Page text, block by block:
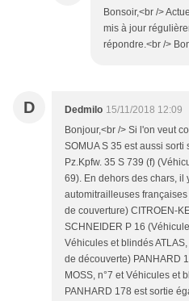
Bonsoir,<br />
mis à jour
répondre.<br />
D Dedmilo 15/11/2018 12:09
Bonjour,<br /> Si l'on veut
SOMUA S 35 est aussi
Pz.Kpfw. 35 S 739 (f)
69). En dehors des chars, il
automitrailleuses
de couverture) CITROEN-
SCHNEIDER P 16
Véhicules et blindés
de découverte) PANHARD
MOSS, n°7 et Véhicules et
PANHARD 178 est sortie